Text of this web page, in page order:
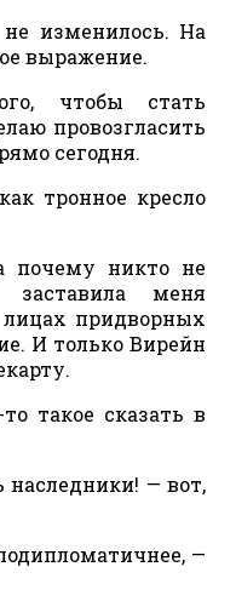
изменилось. На
выражение.
чтобы стать
провозгласить
сегодня.
тронное кресло
почему никто не
меня
придворных
И только Вирейн
такое сказать в
— вот,
—